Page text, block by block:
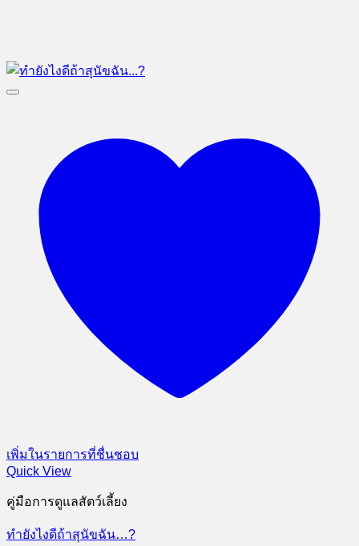
เพิ่มในรายการที่ชื่นชอบ
Quick View
คู่มือการดูแลสัตว์เลี้ยง
ทำยังไงดีถ้าสุนัขฉัน…?